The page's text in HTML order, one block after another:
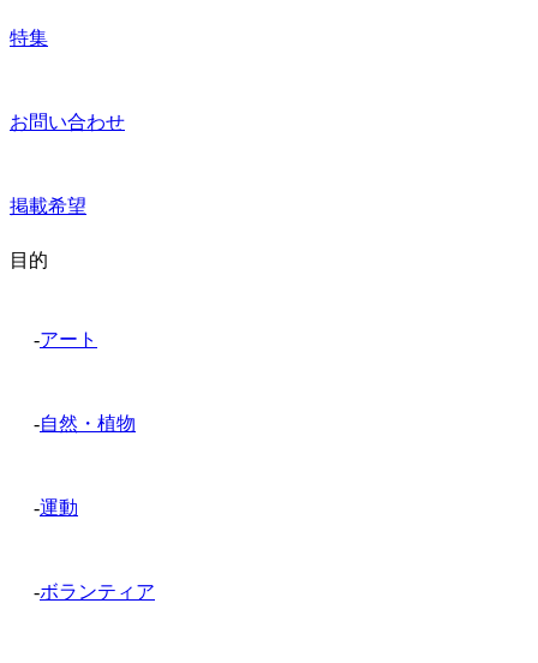
特集
お問い合わせ
掲載希望
目的
-アート
-自然・植物
-運動
-ボランティア